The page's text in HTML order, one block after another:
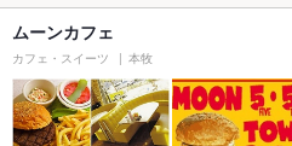
ムーンカフェ
カフェ・スイーツ 本牧